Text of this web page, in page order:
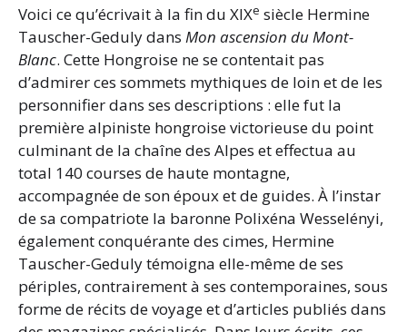
Voici ce qu’écrivait à la fin du XIXe siècle Hermine
Tauscher-Geduly dans Mon ascension du Mont-
Blanc. Cette Hongroise ne se contentait pas
d’admirer ces sommets mythiques de loin et de les
personnifier dans ses descriptions : elle fut la
première alpiniste hongroise victorieuse du point
culminant de la chaîne des Alpes et effectua au
total 140 courses de haute montagne,
accompagnée de son époux et de guides. À l’instar
de sa compatriote la baronne Polixéna Wesselényi,
également conquérante des cimes, Hermine
Tauscher-Geduly témoigna elle-même de ses
périples, contrairement à ses contemporaines, sous
forme de récits de voyage et d’articles publiés dans